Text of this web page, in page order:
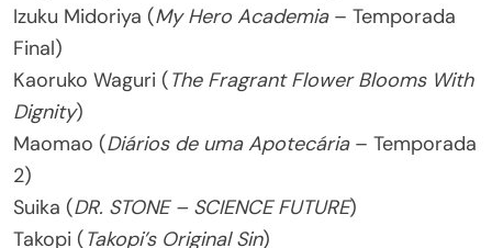
Izuku Midoriya (My Hero Academia– Temporada
Final)
Kaoruko Waguri (The Fragrant Flower Blooms With
Dignity)
Maomao (Diários de uma Apotecária– Temporada
2)
Suika (DR. STONE – SCIENCE FUTURE)
Takopi (Takopi’s Original Sin)